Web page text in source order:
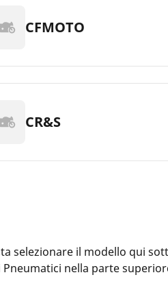
CFMOTO
CR&S
selezionare il modello qui
nella parte